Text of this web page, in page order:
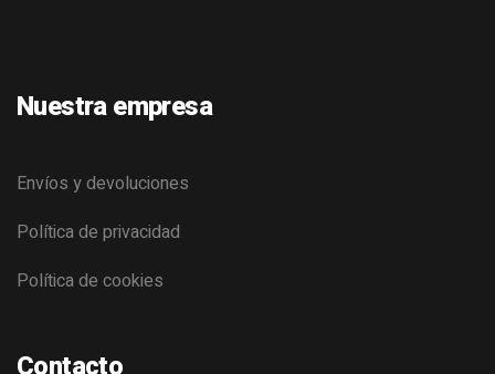
Nuestra empresa
Envíos y devoluciones
Política de privacidad
Política de cookies